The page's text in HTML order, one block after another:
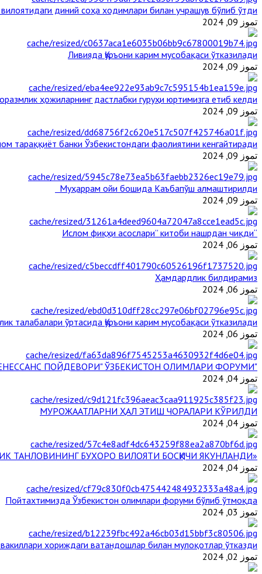
диний соҳа ходимлари билан учрашув бўлиб ўтди
تموز 09, 2024
Ливияда Қуръони карим мусобақаси ўтказилади
تموز 09, 2024
ҳожиларнинг дастлабки гуруҳи юртимизга етиб келди
تموز 09, 2024
тараққиёт банки Ўзбекистондаги фаолиятини кенгайтиради
تموز 09, 2024
Муҳаррам ойи бошида Каъбапўш алмаштирилди
تموز 09, 2024
“Ислом фиқҳи асослари” китоби нашрдан чиқди
تموز 06, 2024
Ҳамдардлик билдирамиз
تموز 06, 2024
талабалари ўртасида Қуръони карим мусобақаси ўтказилади
تموز 06, 2024
"БУЮК АЖДОДЛАР МЕРОСИ – III РЕНЕССАНС ПОЙДЕВОРИ" ЎЗБЕКИСТОН ОЛИМЛАРИ ФОРУМИ
تموز 04, 2024
МУРОЖААТЛАРНИ ҲАЛ ЭТИШ ЧОРАЛАРИ КЎРИЛДИ
تموز 04, 2024
«ЙИЛ ИМОМИ – 2024» КЎРИК ТАНЛОВИНИНГ БУХОРО ВИЛОЯТИ БОСҚИЧИ ЯКУНЛАНДИ
تموز 04, 2024
Пойтахтимизда Ўзбекистон олимлари форуми бўлиб ўтмоқда
تموز 03, 2024
хориждаги ватандошлар билан мулоқотлар ўтказди
تموز 02, 2024